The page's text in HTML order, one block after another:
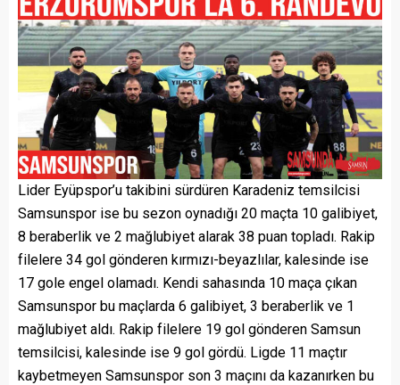
Lider Eyüpspor’u takibini sürdüren Karadeniz temsilcisi
Samsunspor ise bu sezon oynadığı 20 maçta 10 galibiyet,
8 beraberlik ve 2 mağlubiyet alarak 38 puan topladı. Rakip
filelere 34 gol gönderen kırmızı-beyazlılar, kalesinde ise
17 gole engel olamadı. Kendi sahasında 10 maça çıkan
Samsunspor bu maçlarda 6 galibiyet, 3 beraberlik ve 1
mağlubiyet aldı. Rakip filelere 19 gol gönderen Samsun
temsilcisi, kalesinde ise 9 gol gördü. Ligde 11 maçtır
kaybetmeyen Samsunspor son 3 maçını da kazanırken bu